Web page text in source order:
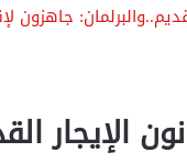
جاهزون
الإيجار